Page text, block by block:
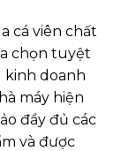
cá viên chất
chọn tuyệt
kinh doanh
máy hiện
đầy đủ các
và được